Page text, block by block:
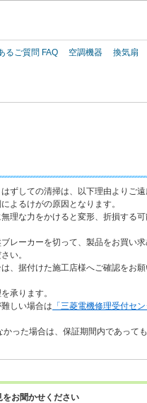
るご質問 FAQ 空調機器 換気扇
ずしての清掃は、以下理由よりご遠
るけがの原因となります。
な力をかけると変形、折損する可
レーカーを切って、製品をお買い求
い。
据付けた施工店様へご確認をお願
承ります。
しい場合は 「三菱電機修理受付セ
た場合は、保証期間内であっても
お聞かせください